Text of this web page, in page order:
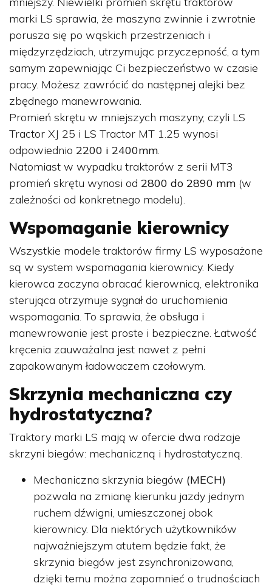
marki LS sprawia, że maszyna zwinnie i zwrotnie
porusza się po wąskich przestrzeniach i
międzyrzędziach, utrzymując przyczepność, a tym
samym zapewniając Ci bezpieczeństwo w czasie
pracy. Możesz zawrócić do następnej alejki bez
zbędnego manewrowania.
Promień skrętu w mniejszych maszyny, czyli LS
Tractor XJ 25 i LS Tractor MT 1.25 wynosi
odpowiednio 2200 i 2400mm.
Natomiast w wypadku traktorów z serii MT3
promień skrętu wynosi od 2800 do 2890 mm (w
zależności od konkretnego modelu).
Wspomaganie kierownicy
Wszystkie modele traktorów firmy LS wyposażone
są w system wspomagania kierownicy. Kiedy
kierowca zaczyna obracać kierownicą, elektronika
sterująca otrzymuje sygnał do uruchomienia
wspomagania. To sprawia, że obsługa i
manewrowanie jest proste i bezpieczne. Łatwość
kręcenia zauważalna jest nawet z pełni
zapakowanym ładowaczem czołowym.
Skrzynia mechaniczna czy
hydrostatyczna?
Traktory marki LS mają w ofercie dwa rodzaje
skrzyni biegów: mechaniczną i hydrostatyczną.
Mechaniczna skrzynia biegów (MECH)
pozwala na zmianę kierunku jazdy jednym
ruchem dźwigni, umieszczonej obok
kierownicy. Dla niektórych użytkowników
najważniejszym atutem będzie fakt, że
skrzynia biegów jest zsynchronizowana,
dzięki temu można zapomnieć o trudnościach